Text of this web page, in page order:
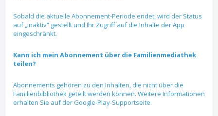
Sobald die aktuelle Abonnement-Periode endet, wird der Status
auf „inaktiv“ gestellt und Ihr Zugriff auf die Inhalte der App
eingeschränkt.
Kann ich mein Abonnement über die Familienmediathek
teilen?
Abonnements gehören zu den Inhalten, die nicht über die
Familienbibliothek geteilt werden können. Weitere Informationen
erhalten Sie auf der Google-Play-Supportseite.